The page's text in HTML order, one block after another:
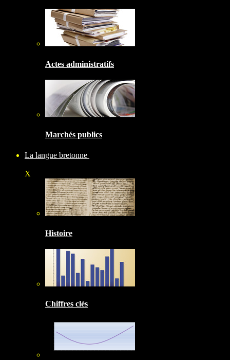
Actes administratifs
Marchés publics
La langue bretonne
X
Histoire
Chiffres clés